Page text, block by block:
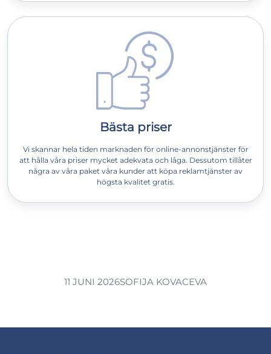
Bästa priser
Vi skannar hela tiden marknaden för online-annonstjänster för
att hålla våra priser mycket adekvata och låga. Dessutom tillåter
några av våra paket våra kunder att köpa reklamtjänster av
högsta kvalitet gratis.
11 JUNI 2026SOFIJA KOVACEVA